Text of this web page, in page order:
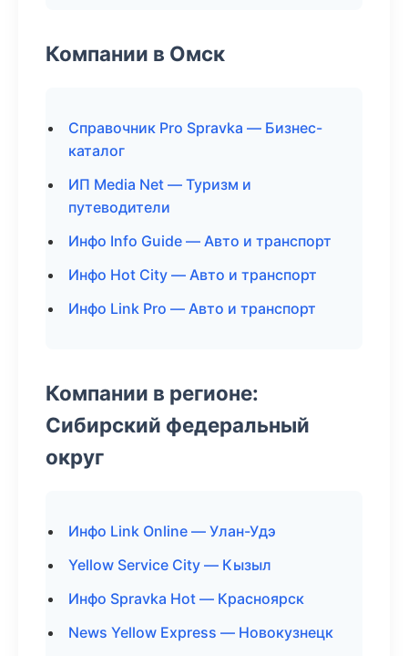
Компании в Омск
Справочник Pro Spravka — Бизнес-
каталог
ИП Media Net — Туризм и
путеводители
Инфо Info Guide — Авто и транспорт
Инфо Hot City — Авто и транспорт
Инфо Link Pro — Авто и транспорт
Компании в регионе:
Сибирский федеральный
округ
Инфо Link Online — Улан-Удэ
Yellow Service City — Кызыл
Инфо Spravka Hot — Красноярск
News Yellow Express — Новокузнецк